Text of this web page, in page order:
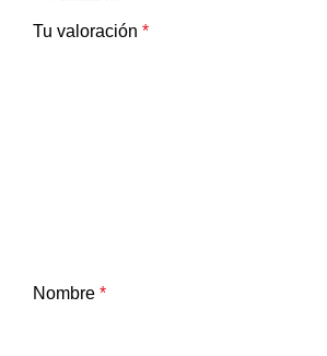
Tu valoración *
Nombre *